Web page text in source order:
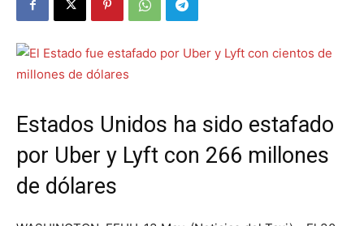
Estados Unidos ha sido estafado
por Uber y Lyft con 266 millones
de dólares